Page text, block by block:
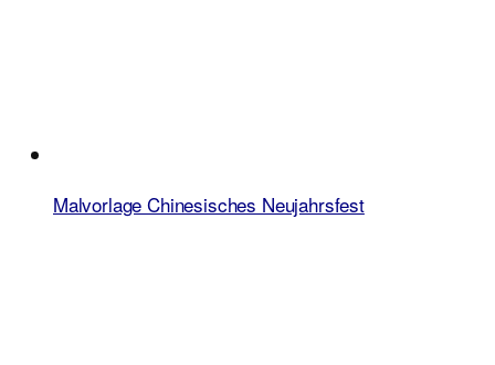
Malvorlage Chinesisches Neujahrsfest